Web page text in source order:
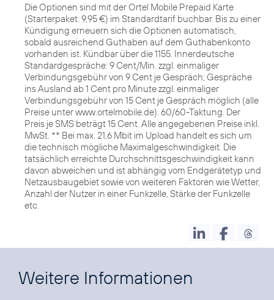
Die Optionen sind mit der Ortel Mobile Prepaid Karte
(Starterpaket: 9,95 €) im Standardtarif buchbar. Bis zu einer
Kündigung erneuern sich die Optionen automatisch,
sobald ausreichend Guthaben auf dem Guthabenkonto
vorhanden ist. Kündbar über die 1155. Innerdeutsche
Standardgespräche: 9 Cent/Min. zzgl. einmaliger
Verbindungsgebühr von 9 Cent je Gespräch; Gespräche
ins Ausland ab 1 Cent pro Minute zzgl. einmaliger
Verbindungsgebühr von 15 Cent je Gespräch möglich (alle
Preise unter www.ortelmobile.de). 60/60-Taktung. Der
Preis je SMS beträgt 15 Cent. Alle angegebenen Preise inkl.
MwSt. ** Bei max. 21,6 Mbit im Upload handelt es sich um
die technisch mögliche Maximalgeschwindigkeit. Die
tatsächlich erreichte Durchschnittsgeschwindigkeit kann
davon abweichen und ist abhängig vom Endgerätetyp und
Netzausbaugebiet sowie von weiteren Faktoren wie Wetter,
Anzahl der Nutzer in einer Funkzelle, Stärke der Funkzelle
etc.
Weitere Informationen